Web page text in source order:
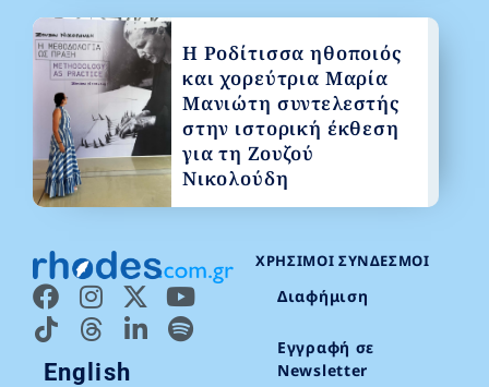
English
ΧΡΉΣΙΜΟΙ ΣΎΝΔΕΣΜΟΙ
Διαφήμιση
Εγγραφή σε
Newsletter
Η Ροδίτισσα ηθοποιός
και χορεύτρια Μαρία
Μανιώτη συντελεστής
στην ιστορική έκθεση
για τη Ζουζού
Νικολούδη